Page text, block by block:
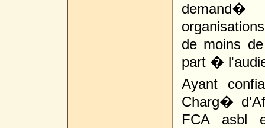
demand�
de moins
part �
Ayant
Charg�
FCA asbl